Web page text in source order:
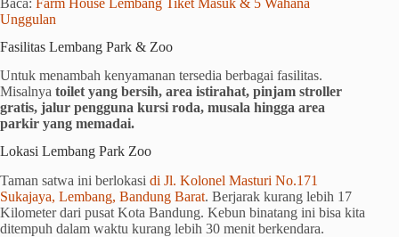
Unggulan
Fasilitas Lembang Park & Zoo
Untuk menambah kenyamanan tersedia berbagai fasilitas.
Misalnya toilet yang bersih, area istirahat, pinjam stroller
gratis, jalur pengguna kursi roda, musala hingga area
parkir yang memadai.
Lokasi Lembang Park Zoo
Taman satwa ini berlokasi di Jl. Kolonel Masturi No.171
Sukajaya, Lembang, Bandung Barat. Berjarak kurang lebih 17
Kilometer dari pusat Kota Bandung. Kebun binatang ini bisa kita
ditempuh dalam waktu kurang lebih 30 menit berkendara.